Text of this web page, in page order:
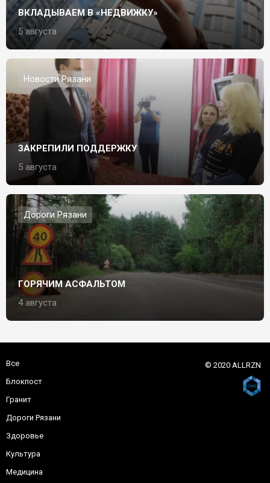
ВКЛАДЫВАЕМ В «НЕДВИЖКУ»
5 августа
Новости Рязани
ЗАКРЕПИЛИ ПОДДЕРЖКУ
5 августа
Дороги Рязани
ГОРЯЧИМ АСФАЛЬТОМ
4 августа
Все
Блокпост
Гранит
Дороги Рязани
Здоровье
Культура
Медицина
© 2020 ALLRZN